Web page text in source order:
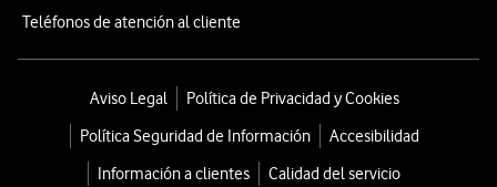
Teléfonos de atención al cliente
Aviso Legal
Política de Privacidad y Cookies
Política Seguridad de Información
Accesibilidad
Información a clientes
Calidad del servicio